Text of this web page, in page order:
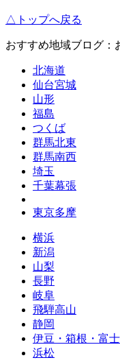
△トップへ戻る
おすすめ地域ブログ：
北海道
仙台宮城
山形
福島
つくば
群馬北東
群馬南西
埼玉
千葉幕張
東京多摩
横浜
新潟
山梨
長野
岐阜
飛騨高山
静岡
伊豆・箱根・富士
浜松